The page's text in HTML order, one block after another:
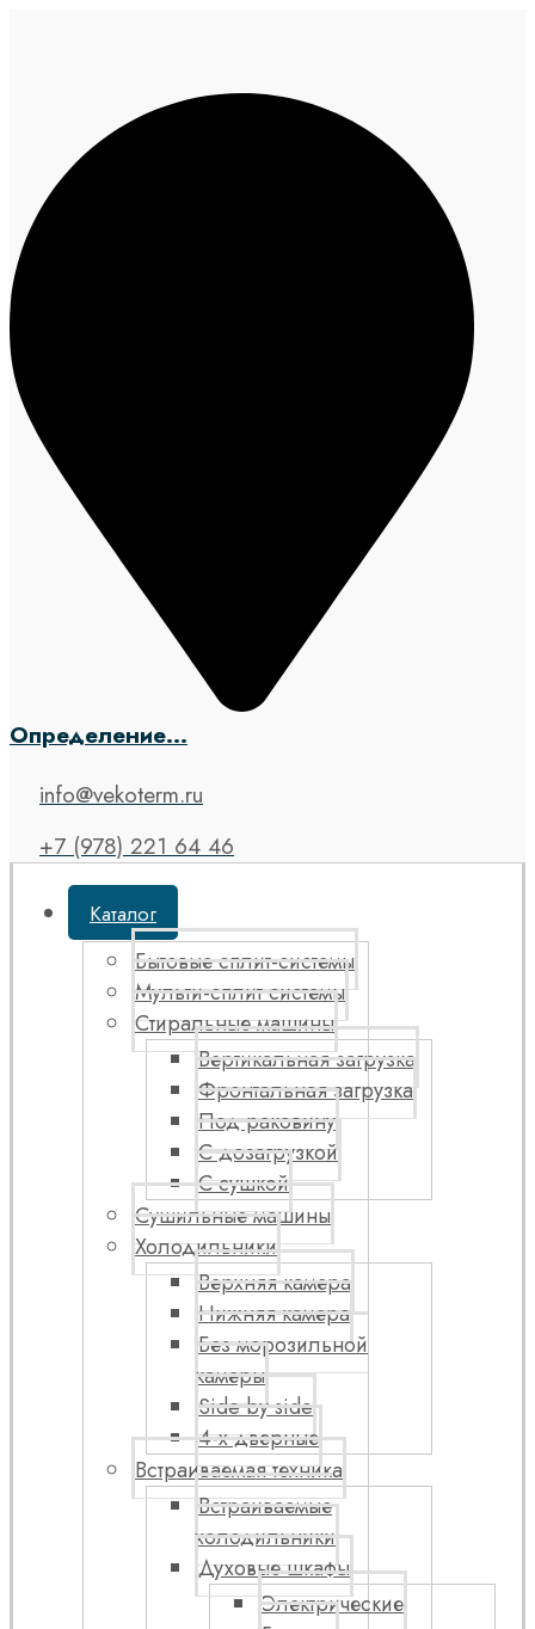
Определение...
info@vekoterm.ru
+7 (978) 221 64 46
Каталог
Бытовые сплит-системы
Мульти-сплит системы
Стиральные машины
Вертикальная загрузка
Фронтальная загрузка
Под раковину
С дозагрузкой
С сушкой
Сушильные машины
Холодильники
Верхняя камера
Нижняя камера
Без морозильной
камеры
Side by side
4-х дверные
Встраиваемая техника
Встраиваемые
холодильники
Духовые шкафы
Электрические